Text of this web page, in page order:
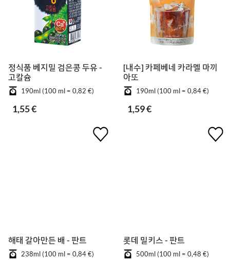
정식품 베지밀 검은콩 두유 -
고칼슘
190ml (100 ml = 0,82 €)
1,55 €
[내수] 카페베네 카라멜 마끼
아또
190ml (100 ml = 0,84 €)
1,59 €
해태 갈아만든 배 - 판트
238ml (100 ml = 0,84 €)
롯데 밀키스 - 판트
500ml (100 ml = 0,48 €)